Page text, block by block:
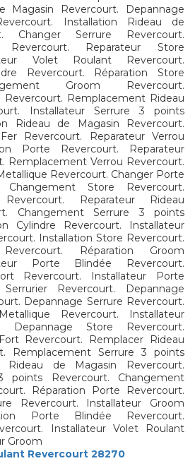
Magasin Revercourt. Depannage
Installation Rideau de
Changer Serrure Revercourt.
Revercourt. Reparateur Store
Volet Roulant Revercourt.
Revercourt. Réparation Store
Groom Revercourt.
Remplacement Rideau
Installateur Serrure 3 points
Rideau de Magasin Revercourt.
Revercourt. Reparateur Verrou
Porte Revercourt. Reparateur
Remplacement Verrou Revercourt.
Revercourt. Changer Porte
Changement Store Revercourt.
Reparateur Rideau
Changement Serrure 3 points
Cylindre Revercourt. Installateur
Installation Store Revercourt.
Réparation Groom
Porte Blindée Revercourt.
Revercourt. Installateur Porte
Revercourt. Depannage
Depannage Serrure Revercourt.
Revercourt. Installateur
Depannage Store Revercourt.
Revercourt. Remplacer Rideau
Remplacement Serrure 3 points
Rideau de Magasin Revercourt.
points Revercourt. Changement
Réparation Porte Revercourt.
Revercourt. Installateur Groom
Porte Blindée Revercourt.
Installateur Volet Roulant
Groom
Revercourt 28270